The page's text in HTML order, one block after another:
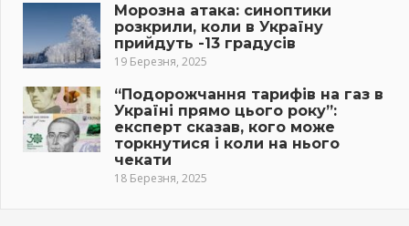
Морозна атака: синоптики
розкрили, коли в Україну
прийдуть -13 градусів
19 Березня, 2025
“Подорожчання тарифів на газ в
Україні прямо цього року”:
експерт сказав, кого може
торкнутися і коли на нього
чекати
18 Березня, 2025